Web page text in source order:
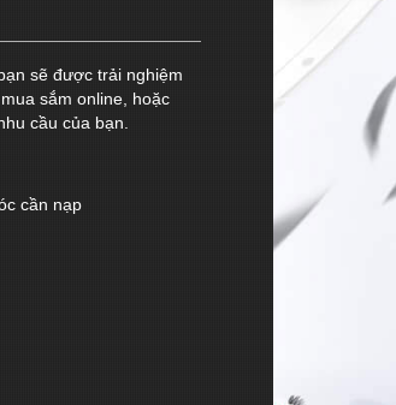
sẽ được trải nghiệm
sắm online, hoặc
cầu của bạn.
cần nạp